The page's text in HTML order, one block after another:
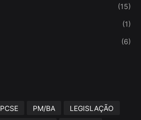
(15)
(1)
(6)
PCSE PM/BA
LEGISLAÇÃO